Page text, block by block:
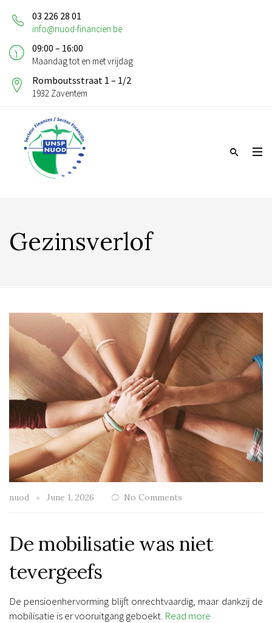
03 226 28 01
info@nuod-financien.be
09:00 – 16:00
Maandag tot en met vrijdag
Romboutsstraat 1 – 1/2
1932 Zaventem
Gezinsverlof
nuod June 1, 2026 No Comments
De mobilisatie was niet
tevergeefs
De pensioenhervorming blijft onrechtvaardig, maar dankzij de
mobilisatie is er vooruitgang geboekt. Read more